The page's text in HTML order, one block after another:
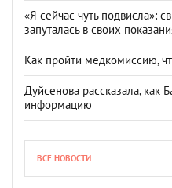
«Я сейчас чуть подвисла»:
запуталась в своих
Как пройти медкомиссию,
Дуйсенова рассказала, как
информацию
ВСЕ НОВОСТИ